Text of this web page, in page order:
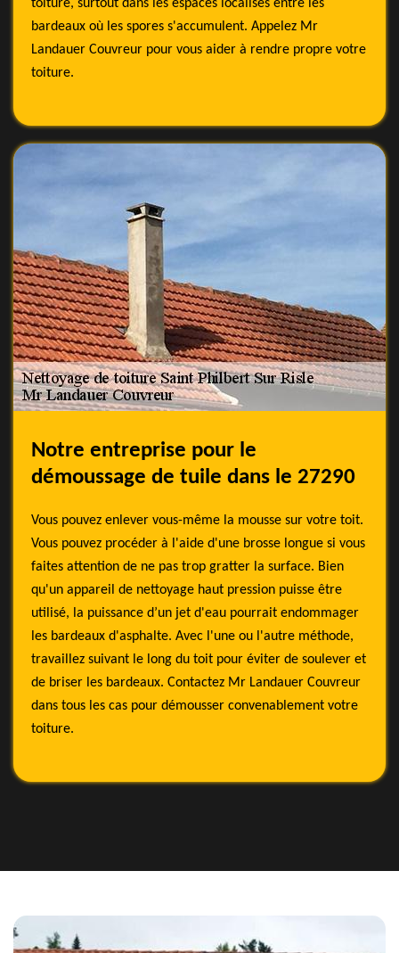
toiture, surtout dans les espaces localisés entre les
bardeaux où les spores s'accumulent. Appelez Mr
Landauer Couvreur pour vous aider à rendre propre votre
toiture.
Notre entreprise pour le
démoussage de tuile dans le 27290
Vous pouvez enlever vous-même la mousse sur votre toit.
Vous pouvez procéder à l'aide d'une brosse longue si vous
faites attention de ne pas trop gratter la surface. Bien
qu'un appareil de nettoyage haut pression puisse être
utilisé, la puissance d’un jet d'eau pourrait endommager
les bardeaux d'asphalte. Avec l'une ou l'autre méthode,
travaillez suivant le long du toit pour éviter de soulever et
de briser les bardeaux. Contactez Mr Landauer Couvreur
dans tous les cas pour démousser convenablement votre
toiture.